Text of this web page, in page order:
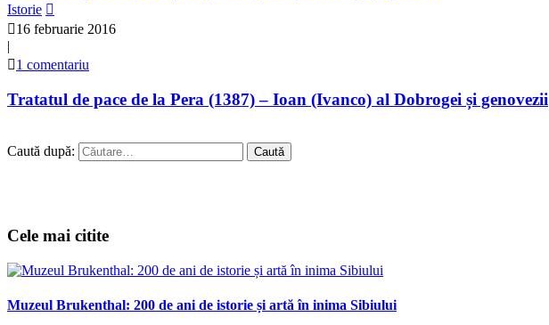
Istorie
16 februarie 2016
|
1 comentariu
Tratatul de pace de la Pera (1387) – Ioan (Ivanco) al Dobrogei și genovezii
Caută după:
Cele mai citite
Muzeul Brukenthal: 200 de ani de istorie și artă în inima Sibiului